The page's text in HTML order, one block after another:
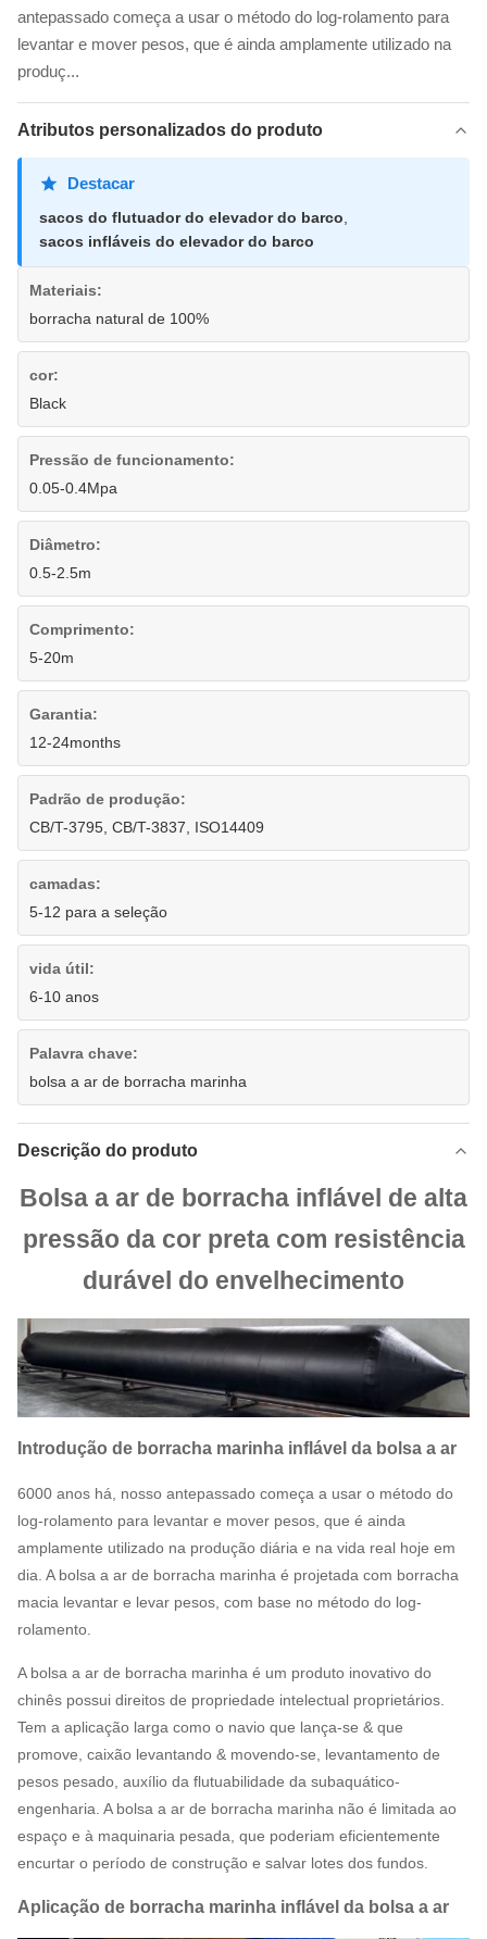
antepassado começa a usar o método do log-rolamento para
levantar e mover pesos, que é ainda amplamente utilizado na
produç...
Atributos personalizados do produto
Destacar
sacos do flutuador do elevador do barco
sacos infláveis do elevador do barco
Materiais:
borracha natural de 100%
cor:
Black
Pressão de funcionamento:
0.05-0.4Mpa
Diâmetro:
0.5-2.5m
Comprimento:
5-20m
Garantia:
12-24months
Padrão de produção:
CB/T-3795, CB/T-3837, ISO14409
camadas:
5-12 para a seleção
vida útil:
6-10 anos
Palavra chave:
bolsa a ar de borracha marinha
Descrição do produto
Bolsa a ar de borracha inflável de alta
pressão da cor preta com resistência
durável do envelhecimento
Introdução de borracha marinha inflável da bolsa a ar
6000 anos há, nosso antepassado começa a usar o método do
log-rolamento para levantar e mover pesos, que é ainda
amplamente utilizado na produção diária e na vida real hoje em
dia. A bolsa a ar de borracha marinha é projetada com borracha
macia levantar e levar pesos, com base no método do log-
rolamento.
A bolsa a ar de borracha marinha é um produto inovativo do
chinês possui direitos de propriedade intelectual proprietários.
Tem a aplicação larga como o navio que lança-se & que
promove, caixão levantando & movendo-se, levantamento de
pesos pesado, auxílio da flutuabilidade da subaquático-
engenharia. A bolsa a ar de borracha marinha não é limitada ao
espaço e à maquinaria pesada, que poderiam eficientemente
encurtar o período de construção e salvar lotes dos fundos.
Aplicação de borracha marinha inflável da bolsa a ar